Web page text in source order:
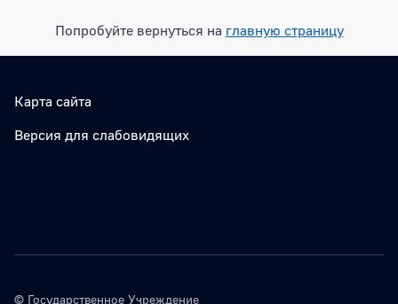
Попробуйте вернуться на главную страницу
Карта сайта
Версия для слабовидящих
© Государственное Учреждение